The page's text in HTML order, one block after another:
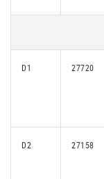
D1 27720
D2 27158